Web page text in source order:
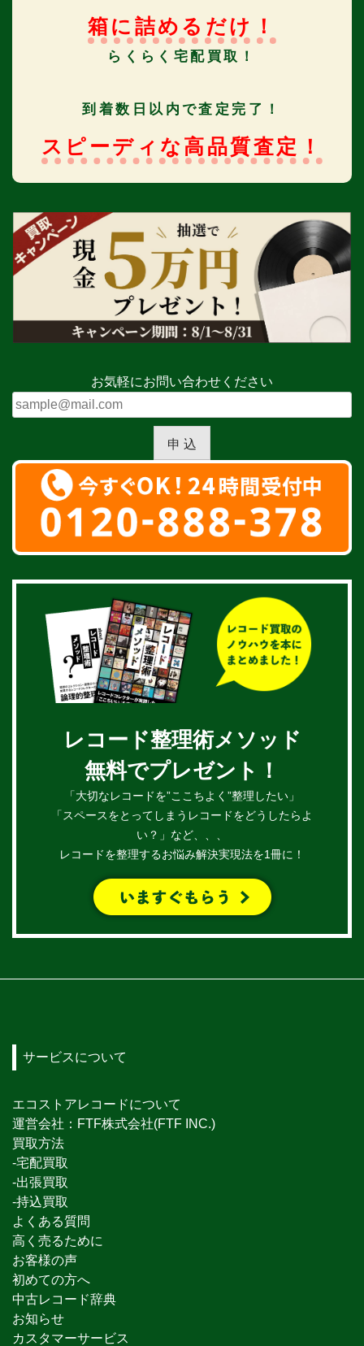
箱に詰めるだけ！
らくらく宅配買取！
到着数日以内で査定完了！
スピーディな高品質査定！
お気軽にお問い合わせください
申 込
レコード整理術メソッド
無料でプレゼント！
「大切なレコードを”ここちよく”整理したい」
「スペースをとってしまうレコードをどうしたらよ
い？」など、、、
レコードを整理するお悩み解決実現法を1冊に！
サービスについて
エコストアレコードについて
運営会社：FTF株式会社(FTF INC.)
買取方法
-宅配買取
-出張買取
-持込買取
よくある質問
高く売るために
お客様の声
初めての方へ
中古レコード辞典
お知らせ
カスタマーサービス